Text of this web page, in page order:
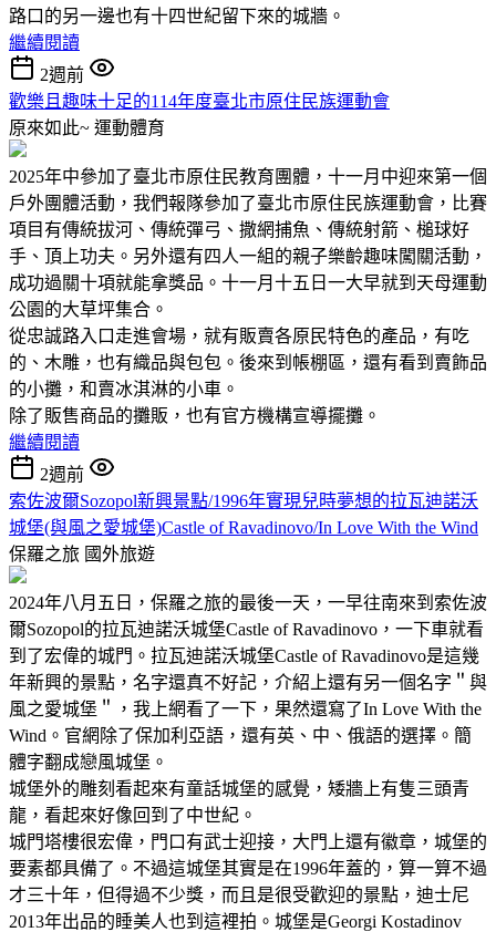
路口的另一邊也有十四世紀留下來的城牆。
繼續閱讀
2週前
歡樂且趣味十足的114年度臺北市原住民族運動會
原來如此~ 運動體育
2025年中參加了臺北市原住民教育團體，十一月中迎來第一個
戶外團體活動，我們報隊參加了臺北市原住民族運動會，比賽
項目有傳統拔河、傳統彈弓、撒網捕魚、傳統射箭、槌球好
手、頂上功夫。另外還有四人一組的親子樂齡趣味闖關活動，
成功過關十項就能拿獎品。十一月十五日一大早就到天母運動
公園的大草坪集合。
從忠誠路入口走進會場，就有販賣各原民特色的產品，有吃
的、木雕，也有織品與包包。後來到帳棚區，還有看到賣飾品
的小攤，和賣冰淇淋的小車。
除了販售商品的攤販，也有官方機構宣導擺攤。
繼續閱讀
2週前
索佐波爾Sozopol新興景點/1996年實現兒時夢想的拉瓦迪諾沃
城堡(與風之愛城堡)Castle of Ravadinovo/In Love With the Wind
保羅之旅 國外旅遊
2024年八月五日，保羅之旅的最後一天，一早往南來到索佐波
爾Sozopol的拉瓦迪諾沃城堡Castle of Ravadinovo，一下車就看
到了宏偉的城門。拉瓦迪諾沃城堡Castle of Ravadinovo是這幾
年新興的景點，名字還真不好記，介紹上還有另一個名字＂與
風之愛城堡＂，我上網看了一下，果然還寫了In Love With the
Wind。官網除了保加利亞語，還有英、中、俄語的選擇。簡
體字翻成戀風城堡。
城堡外的雕刻看起來有童話城堡的感覺，矮牆上有隻三頭青
龍，看起來好像回到了中世紀。
城門塔樓很宏偉，門口有武士迎接，大門上還有徽章，城堡的
要素都具備了。不過這城堡其實是在1996年蓋的，算一算不過
才三十年，但得過不少獎，而且是很受歡迎的景點，迪士尼
2013年出品的睡美人也到這裡拍。城堡是Georgi Kostadinov